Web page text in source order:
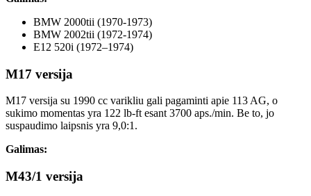
BMW 2000tii (1970-1973)
BMW 2002tii (1972-1974)
E12 520i (1972–1974)
M17 versija
M17 versija su 1990 cc varikliu gali pagaminti apie 113 AG, o
sukimo momentas yra 122 lb-ft esant 3700 aps./min. Be to, jo
suspaudimo laipsnis yra 9,0:1.
Galimas:
M43/1 versija